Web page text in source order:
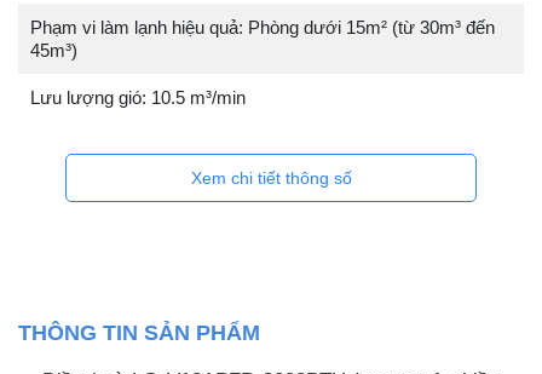
Phạm vi làm lạnh hiệu quả: Phòng dưới 15m² (từ 30m³ đến
45m³)
Lưu lượng gió: 10.5 m³/min
Xem chi tiết thông số
THÔNG TIN SẢN PHẨM